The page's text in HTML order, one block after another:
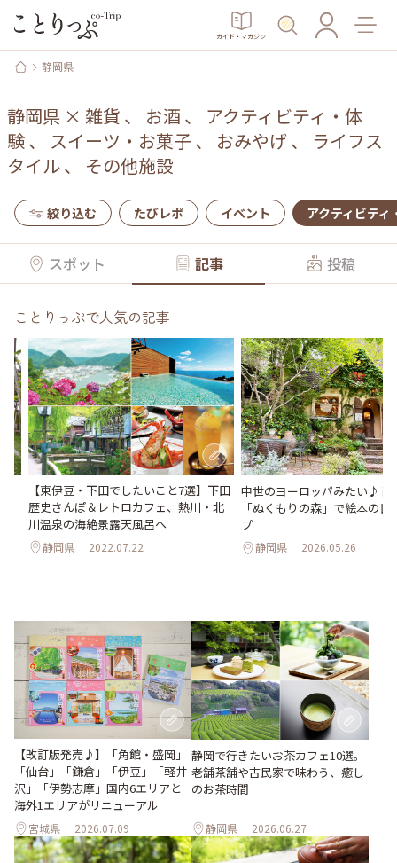
ガイド・マガジン
静岡県
静岡県 × 雑貨 、 お酒 、 アクティビティ・体
験、 スイーツ・お菓子、 おみやげ 、 ライフス
タイル、 その他施設
絞り込む たびレポ イベント アクティビティ
スポット 記事 投稿
ことりっぷで人気の記事
【東伊豆・下田でしたいこと7選】下田
歴史さんぽ＆レトロカフェ、熱川・北
川温泉の海絶景露天風呂へ
静岡県 2022.07.22
中世のヨーロッパみたい♪ 静
「ぬくもりの森」で絵本の世
プ
静岡県 2026.05.26
【改訂版発売♪】「角館・盛岡」
「仙台」「鎌倉」「伊豆」「軽井
沢」「伊勢志摩」国内6エリアと
海外1エリアがリニューアル
宮城県 2026.07.09
静岡で行きたいお茶カフェ10選。
老舗茶舗や古民家で味わう、癒し
のお茶時間
静岡県 2026.06.27